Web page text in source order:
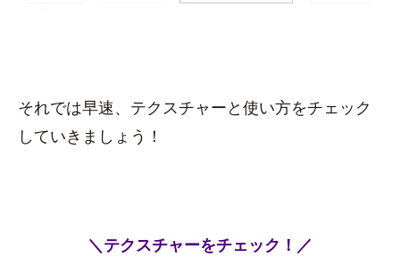
それでは早速、テクスチャーと使い方をチェック
していきましょう！
＼テクスチャーをチェック！／